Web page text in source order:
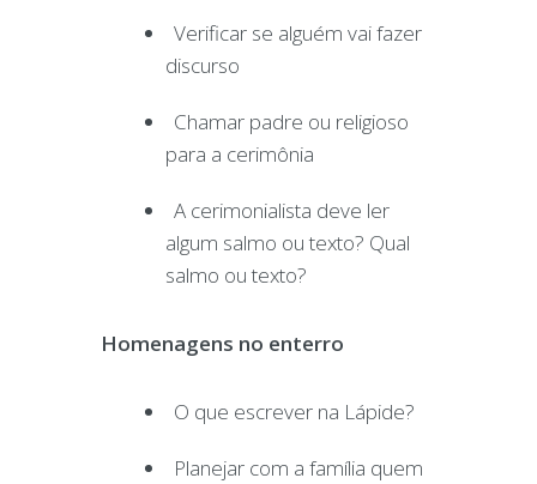
Verificar se alguém vai fazer
discurso
Chamar padre ou religioso
para a cerimônia
A cerimonialista deve ler
algum salmo ou texto? Qual
salmo ou texto?
Homenagens no enterro
O que escrever na Lápide?
Planejar com a família quem